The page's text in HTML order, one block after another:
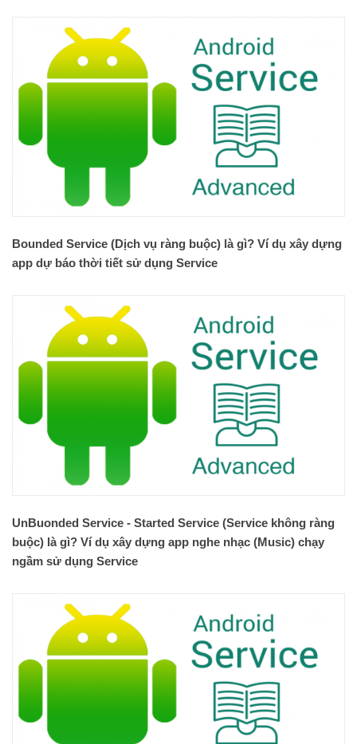
Bounded Service (Dịch vụ ràng buộc) là gì? Ví dụ xây dựng
app dự báo thời tiết sử dụng Service
UnBuonded Service - Started Service (Service không ràng
buộc) là gì? Ví dụ xây dựng app nghe nhạc (Music) chạy
ngầm sử dụng Service